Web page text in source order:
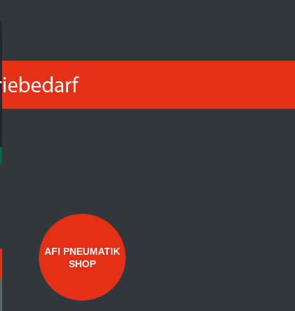
AFI PNEUMATIK
SHOP